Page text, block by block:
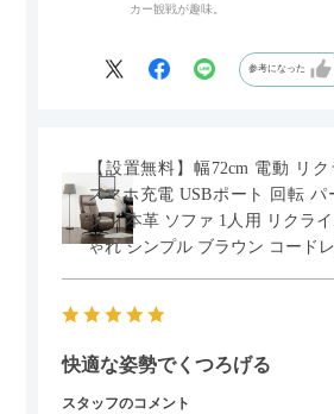
ペースを最小限に抑えられ、省スペース
カー観戦が趣味。
参考になった
【設置無料】幅72cm 電動 リ
スマホ充電 USBポート 回転 パ
ダン 本革 ソファ 1人用 リクラ
ゃれ シンプル ブラウン コード
快適な姿勢でくつろげる
スタッフのコメント